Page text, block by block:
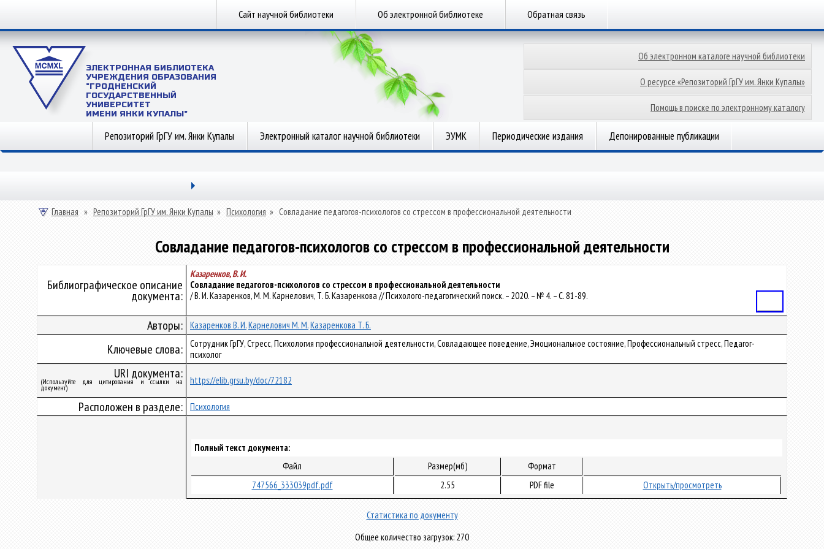
Сайт научной библиотеки Об электронной библиотеке Обратная связь
ЭЛЕКТРОННАЯ БИБЛИОТЕКА
УЧРЕЖДЕНИЯ ОБРАЗОВАНИЯ
"ГРОДНЕНСКИЙ
ГОСУДАРСТВЕННЫЙ
УНИВЕРСИТЕТ
ИМЕНИ ЯНКИ КУПАЛЫ"
Об электронном каталоге научной библиотеки
О ресурсе «Репозиторий ГрГУ им. Янки Купалы»
Помощь в поиске по электронному каталогу
Репозиторий ГрГУ им. Янки Купалы Электронный каталог научной библиотеки ЭУМК Периодические издания Депонированные публикации
Главная » Репозиторий ГрГУ им. Янки Купалы » Психология » Совладание педагогов-психологов со стрессом в профессиональной деятельности
Совладание педагогов-психологов со стрессом в профессиональной деятельности
Библиографическое описание
документа:
Казаренков, В. И.
Совладание педагогов-психологов со стрессом в профессиональной деятельности
/ В. И. Казаренков, М. М. Карнелович, Т. Б. Казаренкова // Психолого-педагогический поиск. – 2020. – № 4. – С. 81-89.
Авторы: Казаренков В. И.Карнелович М. М.Казаренкова Т. Б.
Ключевые слова:
Сотрудник ГрГУ, Стресс, Психология профессиональной деятельности, Совладающее поведение, Эмоциональное состояние, Профессиональный стресс, Педагог-
психолог
URI документа:
(Используйте для цитирования и ссылки на
документ)
https://elib.grsu.by/doc/72182
Расположен в разделе: Психология
Полный текст документа:
Файл
Размер(мб)
Формат
747566_333039pdf.pdf
2.55 PDF file Открыть/просмотреть
Статистика по документу
Общее количество загрузок: 270